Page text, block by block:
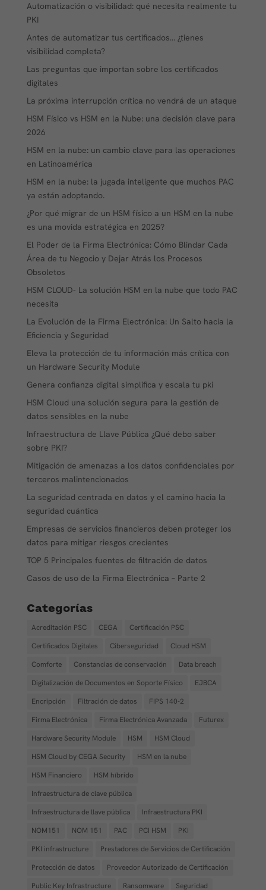
Automatización o visibilidad: qué necesita realmente tu
PKI
Antes de automatizar tus certificados… ¿tienes
visibilidad completa?
Las preguntas que importan sobre los certificados
digitales
La próxima interrupción crítica no vendrá de un ataque
HSM Físico vs HSM en la Nube: una decisión clave para
2026
HSM en la nube: un cambio clave para las operaciones
en Latinoamérica
HSM en la nube: la jugada inteligente que muchos PAC
ya están adoptando.
¿Por qué migrar de un HSM físico a un HSM en la nube
es una movida estratégica en 2025?
El Poder de la Firma Electrónica: Cómo Blindar Cada
Área de tu Negocio y Dejar Atrás los Procesos
Obsoletos
HSM CLOUD- La solución HSM en la nube que todo PAC
necesita
La Evolución de la Firma Electrónica: Un Salto hacia la
Eficiencia y Seguridad
Eleva la protección de tu información más crítica con
un Hardware Security Module
Genera confianza digital simplifica y escala tu pki
HSM Cloud una solución segura para la gestión de
datos sensibles en la nube
Infraestructura de Llave Pública ¿Qué debo saber
sobre PKI?
Mitigación de amenazas a los datos confidenciales por
terceros malintencionados
La seguridad centrada en datos y el camino hacia la
seguridad cuántica
Empresas de servicios financieros deben proteger los
datos para mitigar riesgos crecientes
TOP 5 Principales fuentes de filtración de datos
Casos de uso de la Firma Electrónica – Parte 2
Categorías
Acreditación PSC CEGA
Certificación PSC
Certificados Digitales
Ciberseguridad
Cloud HSM
Comforte
Constancias de conservación
Data breach
Digitalización de Documentos en Soporte Físico
EJBCA
Encripción
Filtración de datos
FIPS 140-2
Firma Electrónica
Firma Electrónica Avanzada
Futurex
Hardware Security Module
HSM
HSM Cloud
HSM Cloud by CEGA Security
HSM en la nube
HSM Financiero
HSM híbrido
Infraestructura de clave pública
Infraestructura de llave pública
Infraestructura PKI
NOM151
NOM 151 PAC PCI HSM
PKI
PKI infrastructure
Prestadores de Servicios de Certificación
Protección de datos
Proveedor Autorizado de Certificación
Public Key Infrastructure
Ransomware Seguridad